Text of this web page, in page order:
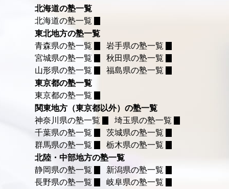
北海道の塾一覧
北海道の塾一覧
東北地方の塾一覧
青森県の塾一覧
岩手県の塾一覧
宮城県の塾一覧
秋田県の塾一覧
山形県の塾一覧
福島県の塾一覧
東京都の塾一覧
東京都の塾一覧
関東地方（東京都以外）の塾一覧
神奈川県の塾一覧
埼玉県の塾一覧
千葉県の塾一覧
茨城県の塾一覧
群馬県の塾一覧
栃木県の塾一覧
北陸・中部地方の塾一覧
静岡県の塾一覧
新潟県の塾一覧
長野県の塾一覧
岐阜県の塾一覧